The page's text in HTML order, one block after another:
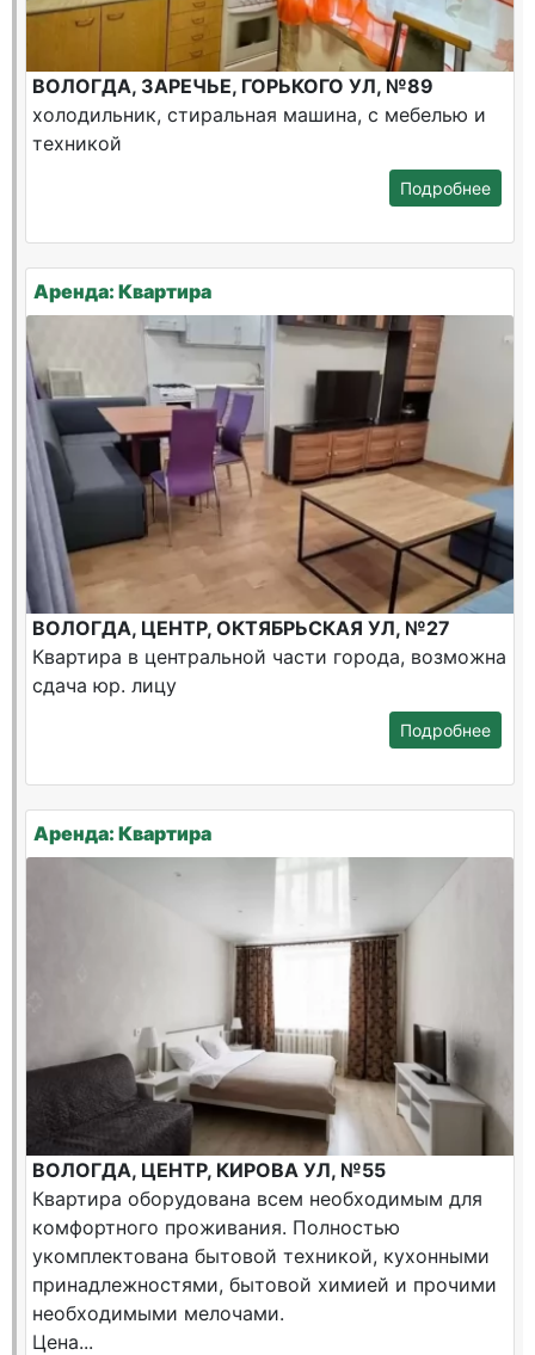
ВОЛОГДА, ЗАРЕЧЬЕ, ГОРЬКОГО УЛ, №89
холодильник, стиральная машина, с мебелью и
техникой
Подробнее
Аренда: Квартира
ВОЛОГДА, ЦЕНТР, ОКТЯБРЬСКАЯ УЛ, №27
Квартира в центральной части города, возможна
сдача юр. лицу
Подробнее
Аренда: Квартира
ВОЛОГДА, ЦЕНТР, КИРОВА УЛ, №55
Квартира оборудована всем необходимым для
комфортного проживания. Полностью
укомплектована бытовой техникой, кухонными
принадлежностями, бытовой химией и прочими
необходимыми мелочами.
Цена...